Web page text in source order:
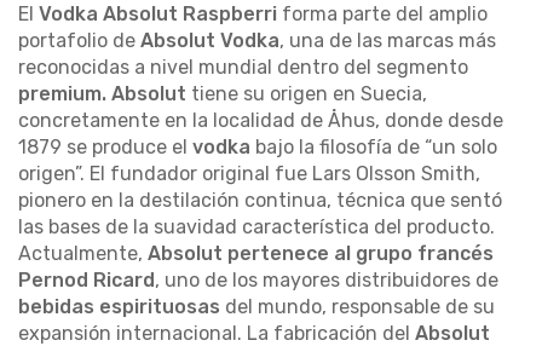
El Vodka Absolut Raspberri forma parte del amplio
portafolio de Absolut Vodka, una de las marcas más
reconocidas a nivel mundial dentro del segmento
premium. Absolut tiene su origen en Suecia,
concretamente en la localidad de Åhus, donde desde
1879 se produce el vodka bajo la filosofía de “un solo
origen”. El fundador original fue Lars Olsson Smith,
pionero en la destilación continua, técnica que sentó
las bases de la suavidad característica del producto.
Actualmente, Absolut pertenece al grupo francés
Pernod Ricard, uno de los mayores distribuidores de
bebidas espirituosas del mundo, responsable de su
expansión internacional. La fabricación del Absolut